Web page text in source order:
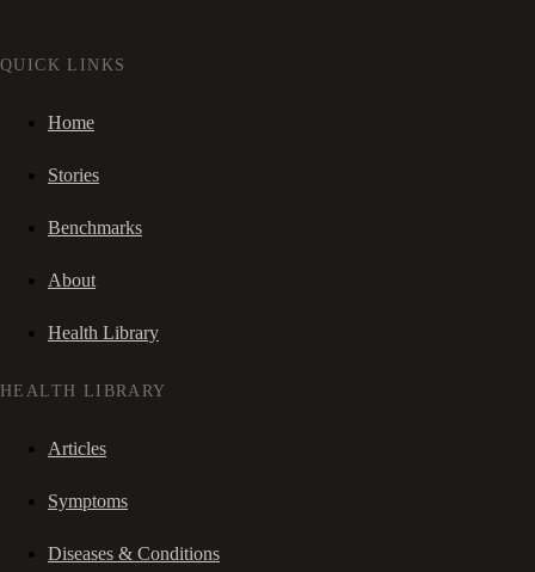
QUICK LINKS
Home
Stories
Benchmarks
About
Health Library
HEALTH LIBRARY
Articles
Symptoms
Diseases & Conditions